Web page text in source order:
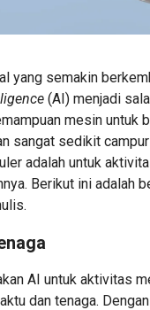
yang semakin
(AI) menjadi
mesin untuk
sangat sedikit
adalah untuk
Berikut ini adalah
AI untuk aktivitas
dan tenaga.